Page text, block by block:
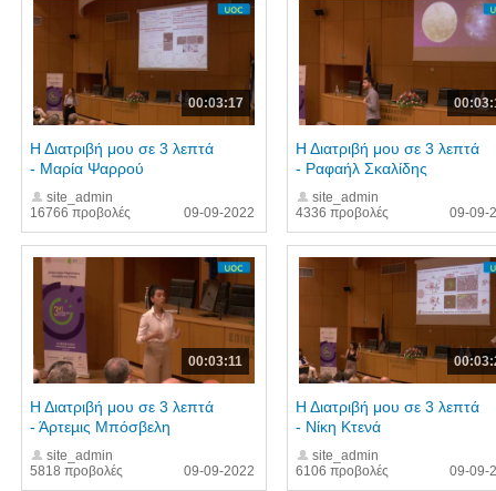
00:03:17
16766 προβολές
Η Διατριβή μου σε 3 λεπτά
- Μαρία Ψαρρού
site_admin
09-09-2022
4336 προβολές
Η Διατριβή μου σε 3 λεπτά
- Ραφαήλ Σκαλίδης
site_admin
09-09-
00:03:11
5818 προβολές
Η Διατριβή μου σε 3 λεπτά
- Άρτεµις Μπόσβελη
site_admin
09-09-2022
6106 προβολές
Η Διατριβή μου σε 3 λεπτά
- Νίκη Κτενά
site_admin
09-09-